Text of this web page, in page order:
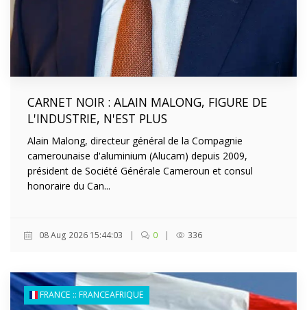
CARNET NOIR : ALAIN MALONG, FIGURE DE
L'INDUSTRIE, N'EST PLUS
Alain Malong, directeur général de la Compagnie
camerounaise d'aluminium (Alucam) depuis 2009,
président de Société Générale Cameroun et consul
honoraire du Can...
08 Aug 2026 15:44:03 | 0 | 336
FRANCE :: FRANCEAFRIQUE